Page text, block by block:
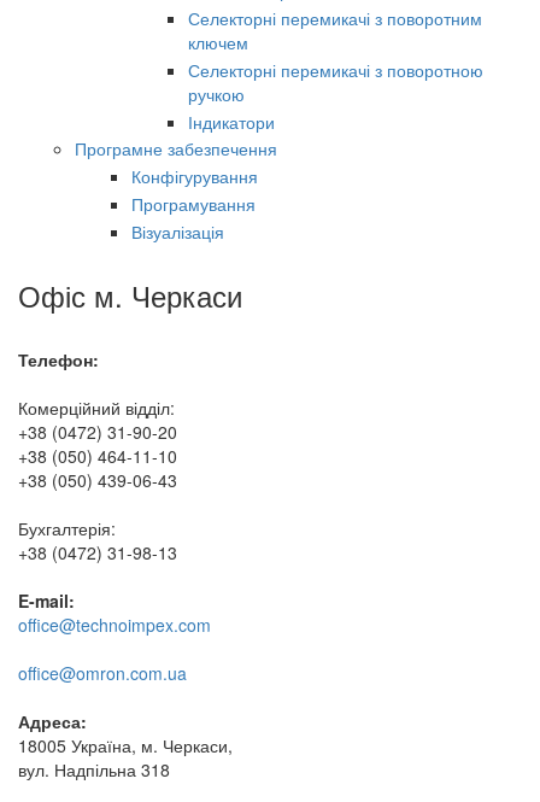
Селекторні перемикачі з поворотним
ключем
Селекторні перемикачі з поворотною
ручкою
Індикатори
Програмне забезпечення
Конфігурування
Програмування
Візуалізація
Офіс м. Черкаси
Телефон:
Комерційний відділ:
+38 (0472) 31-90-20
+38 (050) 464-11-10
+38 (050) 439-06-43
Бухгалтерія:
+38 (0472) 31-98-13
E-mail:
office@technoimpex.com
office@omron.com.ua
Адреса:
18005 Україна, м. Черкаси,
вул. Надпільна 318